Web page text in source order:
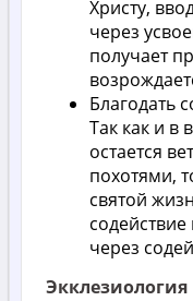
Христу,
через
получает
Благодать
Так как и в
остается
похотями,
святой
через
Экклезиология